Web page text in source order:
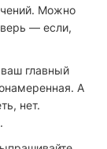
Можно
— если,
главный
А
нет.